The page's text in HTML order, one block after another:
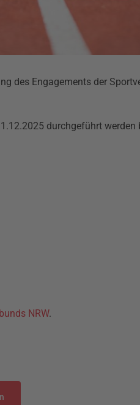
des Engagements der
durchgeführt werden
NRW.